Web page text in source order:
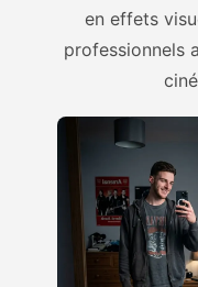
en effets
professionnels